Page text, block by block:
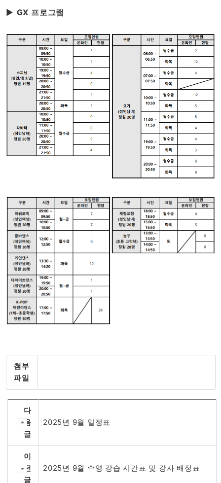
▶ GX 프로그램
첨부
파일
다
음
글
2025년 9월 일정표
이
전
글
2025년 9월 수영 강습 시간표 및 강사 배정표